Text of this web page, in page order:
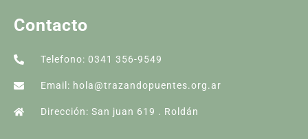
Contacto
Telefono: 0341 356-9549
Email: hola@trazandopuentes.org.ar
Dirección: San juan 619 . Roldán